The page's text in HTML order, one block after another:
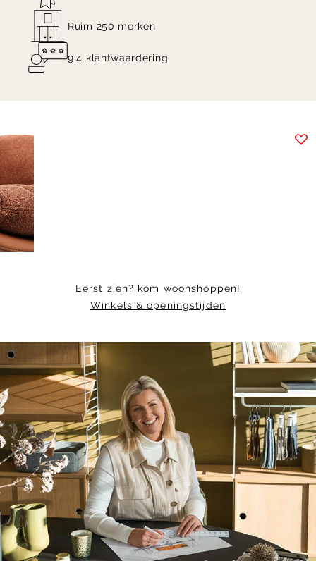
Ruim 250 merken
9.4 klantwaardering
Item
1
of
7
Eerst zien? kom woonshoppen!
Winkels & openingstijden